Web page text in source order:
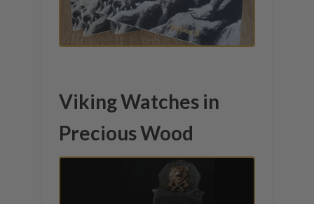
Viking Watches in
Precious Wood